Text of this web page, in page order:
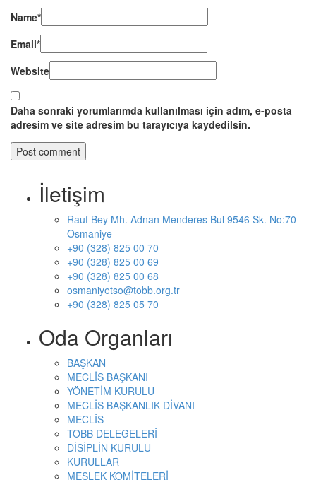
Name*
Email*
Website
Daha sonraki yorumlarımda kullanılması için adım, e-posta
adresim ve site adresim bu tarayıcıya kaydedilsin.
İletişim
Rauf Bey Mh. Adnan Menderes Bul 9546 Sk. No:70
Osmaniye
+90 (328) 825 00 70
+90 (328) 825 00 69
+90 (328) 825 00 68
osmaniyetso@tobb.org.tr
+90 (328) 825 05 70
Oda Organları
BAŞKAN
MECLİS BAŞKANI
YÖNETİM KURULU
MECLİS BAŞKANLIK DİVANI
MECLİS
TOBB DELEGELERİ
DİSİPLİN KURULU
KURULLAR
MESLEK KOMİTELERİ